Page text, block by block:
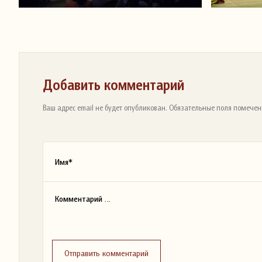
Добавить комментарий
Ваш адрес email не будет опубликован. Обязательные поля
Отправить комментарий